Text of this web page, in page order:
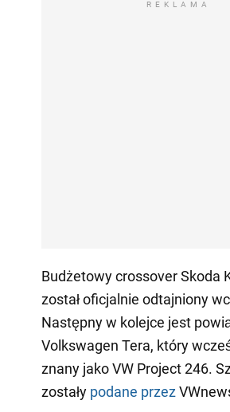
REKLAMA
Budżetowy crossover Skoda
został oficjalnie odtajniony
Następny w kolejce jest
Volkswagen Tera, który
znany jako VW Project 246.
zostały podane przez